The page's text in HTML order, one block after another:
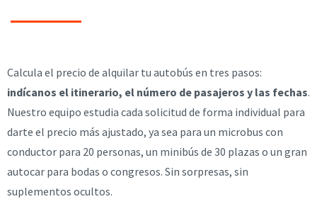
Calcula el precio de alquilar tu autobús en tres pasos:
indícanos el itinerario, el número de pasajeros y las fechas.
Nuestro equipo estudia cada solicitud de forma individual para
darte el precio más ajustado, ya sea para un microbus con
conductor para 20 personas, un minibús de 30 plazas o un gran
autocar para bodas o congresos. Sin sorpresas, sin
suplementos ocultos.